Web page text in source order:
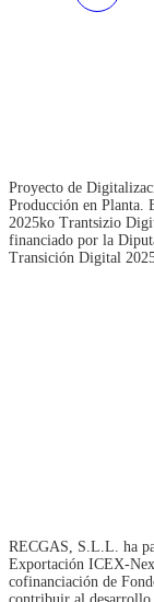
Proyecto de
Producción en Planta.
2025ko Trantsizio
financiado por la
Transición Digital
RECGAS, S.L.L. ha
Exportación
cofinanciación de